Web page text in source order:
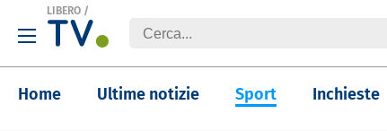
LIBERO /
Home Ultime notizie Sport Inchieste